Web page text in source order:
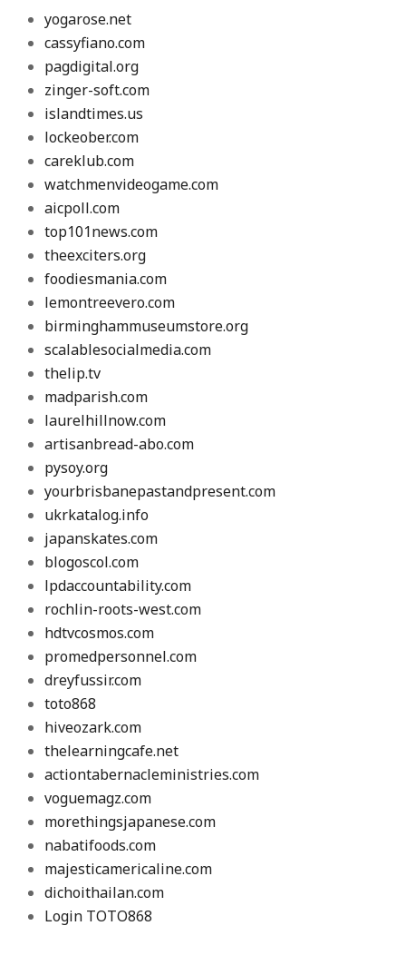
yogarose.net
cassyfiano.com
pagdigital.org
zinger-soft.com
islandtimes.us
lockeober.com
careklub.com
watchmenvideogame.com
aicpoll.com
top101news.com
theexciters.org
foodiesmania.com
lemontreevero.com
birminghammuseumstore.org
scalablesocialmedia.com
thelip.tv
madparish.com
laurelhillnow.com
artisanbread-abo.com
pysoy.org
yourbrisbanepastandpresent.com
ukrkatalog.info
japanskates.com
blogoscol.com
lpdaccountability.com
rochlin-roots-west.com
hdtvcosmos.com
promedpersonnel.com
dreyfussir.com
toto868
hiveozark.com
thelearningcafe.net
actiontabernacleministries.com
voguemagz.com
morethingsjapanese.com
nabatifoods.com
majesticamericaline.com
dichoithailan.com
Login TOTO868